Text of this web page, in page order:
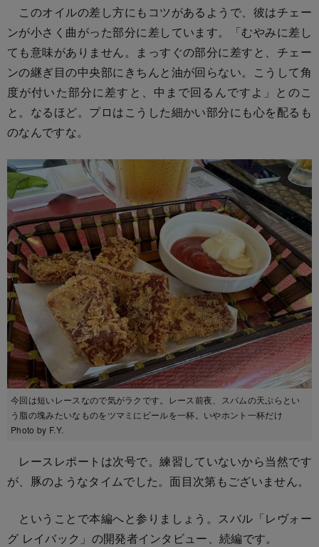
このオイルの差し方にもコツがあるようで、彼はチェー
ンが小さく曲がった部分に差しています。「むやみに差し
ても意味がありません。まっすぐの部分に差すと、チェー
ンの継ぎ目の中央部にきちんと油が回らない。こうして角
度が付いた部分に差すと、中まで回るんですよ」とのこ
と。なるほど。プロはこうした細かい部分にも心を配るも
のなんですな。
今回は短いレースなので気がラクです。レース前夜、スパムの天ぷらとい
う脂の塊みたいなものをツマミにビールを一杯。いやホント一杯だけ
Photo by F.Y.
レースレポートは次号で。練習していないから当然です
が、豚のようなタイムでした。面目次第もございません。
ということで本編へと参りましょう。スバル「レヴォー
グ レイバック」の開発者インタビュー、続編です。